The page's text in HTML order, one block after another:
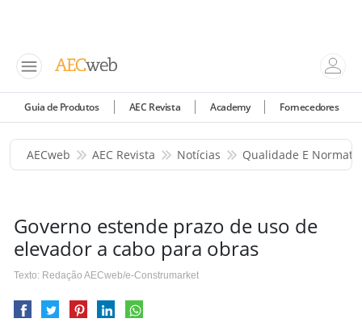
Guia de Produtos AEC Revista Academy Fornecedores
AECweb AEC Revista Notícias Qualidade E
Governo estende prazo de uso de
elevador a cabo para obras
Texto: Redação AECweb/e-Construmarket